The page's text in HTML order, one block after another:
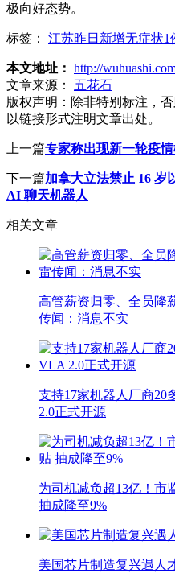
极向好态势。
标签： 江苏昨日新增无症状1
本文地址： http://
文章来源：
五花石
版权声明： 除非特别标注，
以链接形式注明文章出处。
上一篇专家称出现新一轮疫
下一篇加拿大立法禁止 16 岁
AI 聊天机器人
相关文章
高管薪资归零、全员降
传闻：消息不实
支持17家机器人厂商20
2.0正式开源
为司机减负超13亿！市
抽成降至9%
美国芯片制造复兴遇人